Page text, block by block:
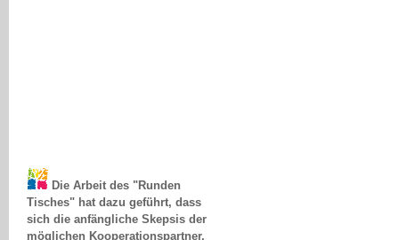
Tisches" hat dazu geführt, dass
sich die anfängliche Skepsis der
möglichen Kooperationspartner,